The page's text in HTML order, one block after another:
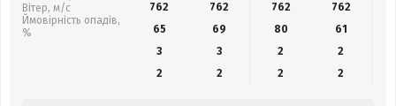
Вітер, м/с
Ймовірність опадів,
%
762
762 762 762
65
69 80 61
3
3 2
2
2
2 2 2